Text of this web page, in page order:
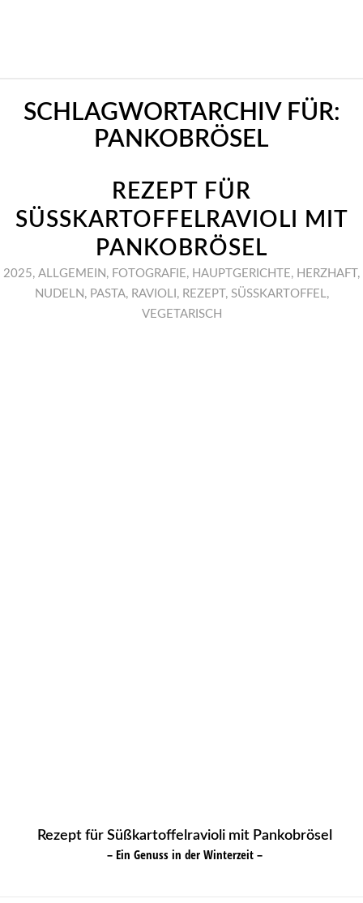
SCHLAGWORTARCHIV FÜR:
PANKOBRÖSEL
REZEPT FÜR
SÜSSKARTOFFELRAVIOLI MIT P
ANKOBRÖSEL
2025, ALLGEMEIN , FOTOGRAFIE, HAUPTGERICHTE, HERZHAFT ,
NUDELN , PASTA, RAVIOLI , REZEPT , SÜSSKARTOFFEL ,
VEGETARISCH
Rezept für Süßkartoffelravioli mit Pankobrösel
– Ein Genuss in der Winterzeit –